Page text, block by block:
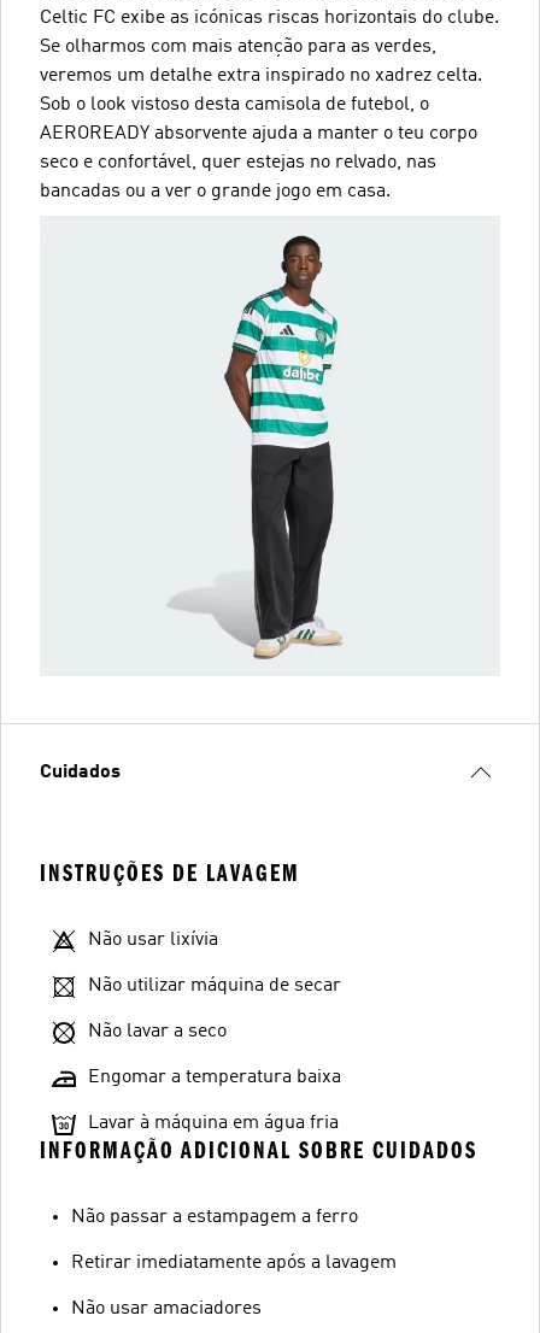
Celtic FC exibe as icónicas riscas horizontais do clube.
Se olharmos com mais atenção para as verdes,
veremos um detalhe extra inspirado no xadrez celta.
Sob o look vistoso desta camisola de futebol, o
AEROREADY absorvente ajuda a manter o teu corpo
seco e confortável, quer estejas no relvado, nas
bancadas ou a ver o grande jogo em casa.
Cuidados
INSTRUÇÕES DE LAVAGEM
Não usar lixívia
Não utilizar máquina de secar
Não lavar a seco
Engomar a temperatura baixa
Lavar à máquina em água fria
INFORMAÇÃO ADICIONAL SOBRE CUIDADOS
Não passar a estampagem a ferro
Retirar imediatamente após a lavagem
Não usar amaciadores